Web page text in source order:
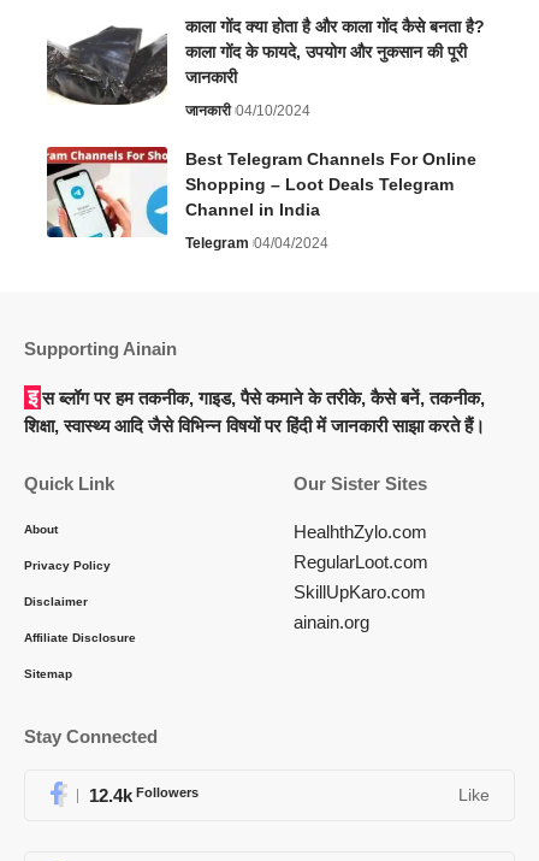
काला गोंद क्या होता है और काला गोंद कैसे बनता है?
काला गोंद के फायदे, उपयोग और नुकसान की पूरी
जानकारी
जानकारी 04/10/2024
Best Telegram Channels For Online
Shopping – Loot Deals Telegram
Channel in India
Telegram 04/04/2024
Supporting Ainain
इस ब्लॉग पर हम तकनीक, गाइड, पैसे कमाने के तरीके, कैसे बनें, तकनीक,
शिक्षा, स्वास्थ्य आदि जैसे विभिन्न विषयों पर हिंदी में जानकारी साझा करते हैं।
Quick Link
About
Privacy Policy
Disclaimer
Affiliate Disclosure
Sitemap
Our Sister Sites
HealhthZylo.com
RegularLoot.com
SkillUpKaro.com
ainain.org
Stay Connected
12.4k Followers Like